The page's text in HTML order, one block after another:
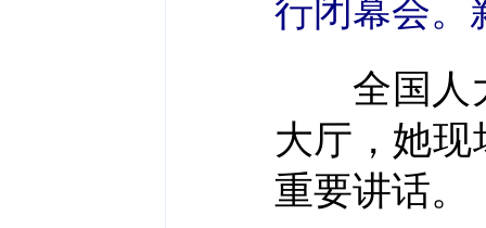
行闭幕会。
全国人大
大厅，她
重要讲话。